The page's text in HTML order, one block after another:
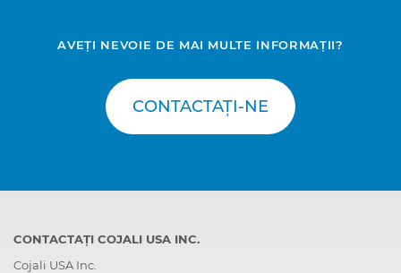
AVEȚI NEVOIE DE MAI MULTE INFORMAȚII?
CONTACTAȚI-NE
CONTACTAȚI COJALI USA INC.
Cojali USA Inc.